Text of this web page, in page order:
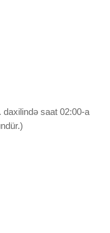
daxilində saat 02:00-a